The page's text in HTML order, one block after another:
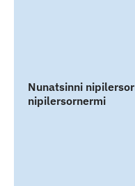
Nunatsinni
nipilersornermi